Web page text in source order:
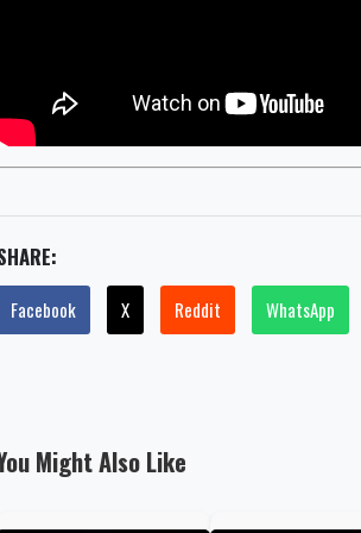
Facebook X Reddit WhatsApp
Might Also Like